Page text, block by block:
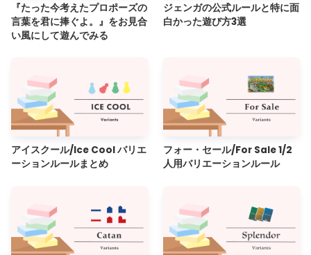
『たった今考えたプロポーズの
言葉を君に捧ぐよ。』をお見合
い風にして遊んでみる
ジェンガの公式ルールと特に面
白かった遊び方3選
アイスクール/Ice Cool バリエ
ーションルールまとめ
フォー・セール/For Sale 1/2
人用バリエーションルール